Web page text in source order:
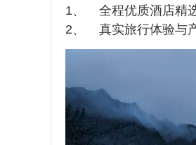
1、 全程优质酒店精
2、 真实旅行体验与